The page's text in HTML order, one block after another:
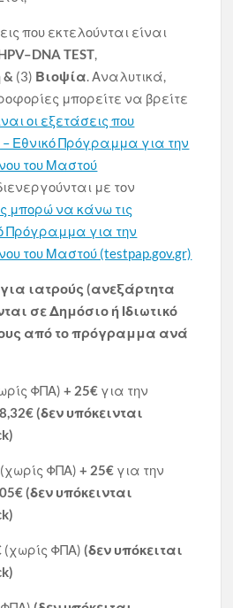
που εκτελούνται είναι
–DNA TEST,
(3) Βιοψία. Αναλυτικά,
μπορείτε να βρείτε
οι εξετάσεις που
Εθνικό Πρόγραμμα για την
του Μαστού
με τον
μπορώ να κάνω τις
Πρόγραμμα για την
του Μαστού (testpap.gov.gr)
ιατρούς (ανεξάρτητα
σε Δημόσιο ή Ιδιωτικό
από το πρόγραμμα ανά
ΦΠΑ)+ 25€ για την
(δεν υπόκεινται
)
(χωρίς ΦΠΑ)+ 25€ για την
(δεν υπόκεινται
)
(χωρίς ΦΠΑ)(δεν υπόκειται
)